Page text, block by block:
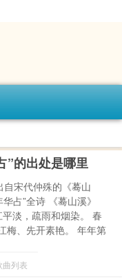
”的出处是哪里
自宋代仲殊的《蓦山
占”全诗 《蓦山溪》
淡，疏雨和烟染。 春
梅、先开素艳。 年年第
曲列表